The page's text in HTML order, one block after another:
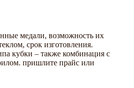
медали, возможность их
срок изготовления.
кубки – также комбинация с
пришлите прайс или